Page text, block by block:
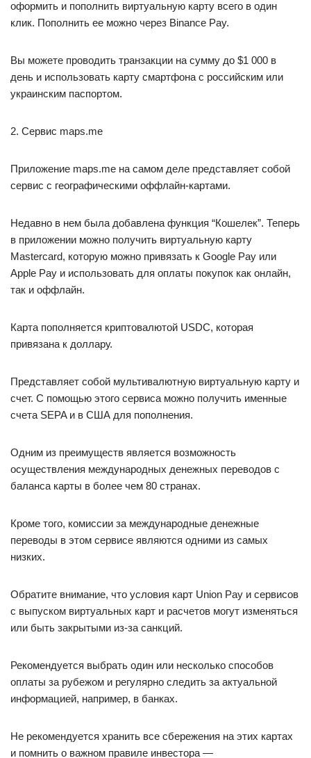
оформить и пополнить виртуальную карту всего в один
клик. Пополнить ее можно через Binance Pay.
Вы можете проводить транзакции на сумму до $1 000 в
день и использовать карту смартфона с российским или
украинским паспортом.
2. Сервис maps.me
Приложение maps.me на самом деле представляет собой
сервис с географическими оффлайн-картами.
Недавно в нем была добавлена функция “Кошелек”. Теперь
в приложении можно получить виртуальную карту
Mastercard, которую можно привязать к Google Pay или
Apple Pay и использовать для оплаты покупок как онлайн,
так и оффлайн.
Карта пополняется криптовалютой USDC, которая
привязана к доллару.
Представляет собой мультивалютную виртуальную карту и
счет. С помощью этого сервиса можно получить именные
счета SEPA и в США для пополнения.
Одним из преимуществ является возможность
осуществления международных денежных переводов с
баланса карты в более чем 80 странах.
Кроме того, комиссии за международные денежные
переводы в этом сервисе являются одними из самых
низких.
Обратите внимание, что условия карт Union Pay и сервисов
с выпуском виртуальных карт и расчетов могут изменяться
или быть закрытыми из-за санкций.
Рекомендуется выбрать один или несколько способов
оплаты за рубежом и регулярно следить за актуальной
информацией, например, в банках.
Не рекомендуется хранить все сбережения на этих картах
и помнить о важном правиле инвестора —